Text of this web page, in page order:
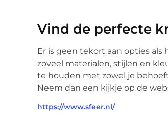
Vind de perfecte
Er is geen tekort aan opties
zoveel materialen, stijlen en
te houden met zowel je
Neem dan een kijkje op de
https://www.sfeer.nl/